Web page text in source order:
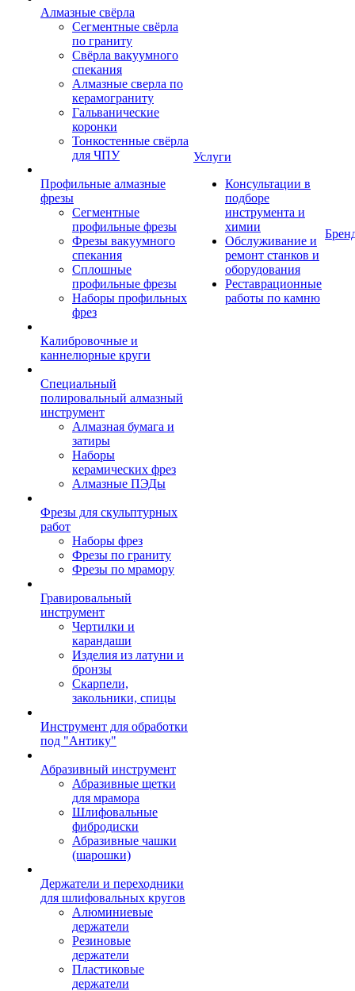
Алмазные свёрла
Сегментные свёрла
по граниту
Свёрла вакуумного
спекания
Алмазные сверла по
керамограниту
Гальванические
коронки
Тонкостенные свёрла
для ЧПУ
Профильные алмазные
фрезы
Сегментные
профильные фрезы
Фрезы вакуумного
спекания
Сплошные
профильные фрезы
Наборы профильных
фрез
Калибровочные и
каннелюрные круги
Специальный
полировальный алмазный
инструмент
Алмазная бумага и
затиры
Наборы
керамических фрез
Алмазные ПЭДы
Фрезы для скульптурных
работ
Наборы фрез
Фрезы по граниту
Фрезы по мрамору
Гравировальный
инструмент
Чертилки и
карандаши
Изделия из латуни и
бронзы
Скарпели,
закольники, спицы
Инструмент для обработки
под "Антику"
Абразивный инструмент
Абразивные щетки
для мрамора
Шлифовальные
фибродиски
Абразивные чашки
(шарошки)
Держатели и переходники
для шлифовальных кругов
Алюминиевые
держатели
Резиновые
держатели
Пластиковые
держатели
Услуги
Консультации в
подборе
инструмента и
химии
Обслуживание и
ремонт станков и
оборудования
Реставрационные
работы по камню